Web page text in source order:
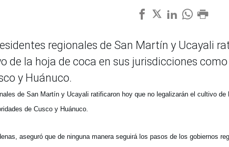
regionales de San Martín y Ucayali
de la hoja de coca en sus jurisdicciones
y Huánuco.
de San Martín y Ucayali ratificaron hoy que no legalizarán el cultivo de
de Cusco y Huánuco.
aseguró que de ninguna manera seguirá los pasos de los gobiernos